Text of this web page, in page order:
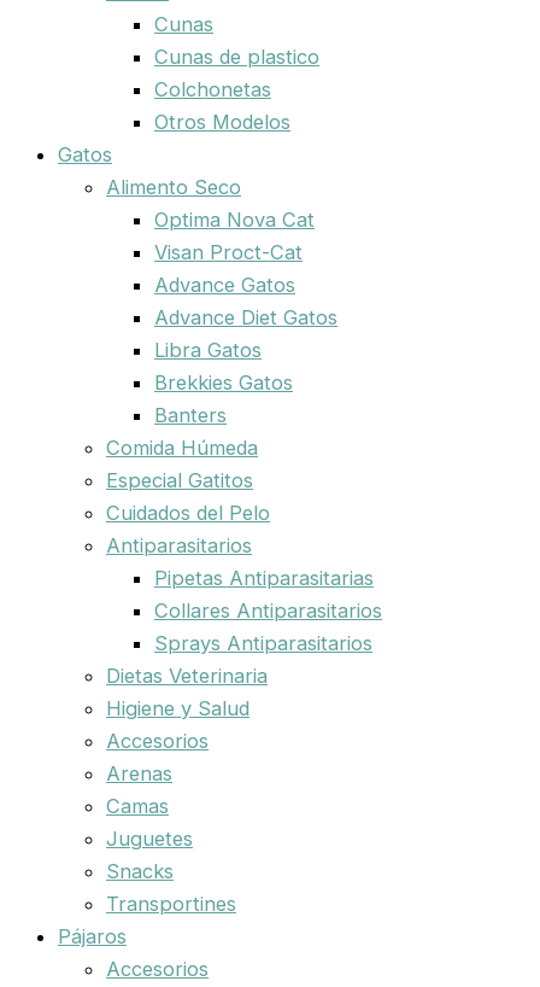
Cunas
Cunas de plastico
Colchonetas
Otros Modelos
Gatos
Alimento Seco
Optima Nova Cat
Visan Proct-Cat
Advance Gatos
Advance Diet Gatos
Libra Gatos
Brekkies Gatos
Banters
Comida Húmeda
Especial Gatitos
Cuidados del Pelo
Antiparasitarios
Pipetas Antiparasitarias
Collares Antiparasitarios
Sprays Antiparasitarios
Dietas Veterinaria
Higiene y Salud
Accesorios
Arenas
Camas
Juguetes
Snacks
Transportines
Pájaros
Accesorios